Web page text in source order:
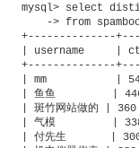
mysql> select
-> from
+--------------
| username     |
+--------------
| mm           |
| 鱼鱼         |
| 斑竹网站做的 | 360
| 气模         |
| 付先生       |